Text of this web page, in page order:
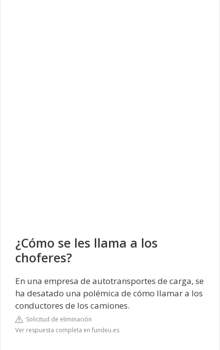
¿Cómo se les llama a los
choferes?
En una empresa de autotransportes de carga, se
ha desatado una polémica de cómo llamar a los
conductores de los camiones.
Solicitud de eliminación
Ver respuesta completa en fundeu.es